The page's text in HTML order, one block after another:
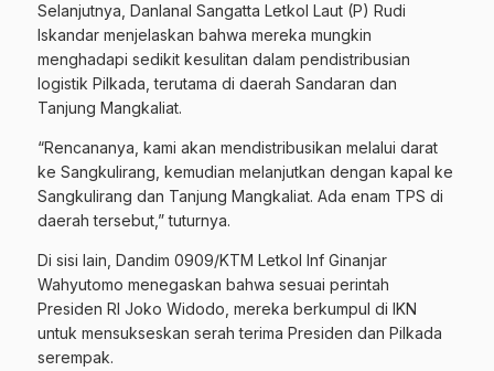
Selanjutnya, Danlanal Sangatta Letkol Laut (P) Rudi
Iskandar menjelaskan bahwa mereka mungkin
menghadapi sedikit kesulitan dalam pendistribusian
logistik Pilkada, terutama di daerah Sandaran dan
Tanjung Mangkaliat.
“Rencananya, kami akan mendistribusikan melalui darat
ke Sangkulirang, kemudian melanjutkan dengan kapal ke
Sangkulirang dan Tanjung Mangkaliat. Ada enam TPS di
daerah tersebut,” tuturnya.
Di sisi lain, Dandim 0909/KTM Letkol Inf Ginanjar
Wahyutomo menegaskan bahwa sesuai perintah
Presiden RI Joko Widodo, mereka berkumpul di IKN
untuk mensukseskan serah terima Presiden dan Pilkada
serempak.